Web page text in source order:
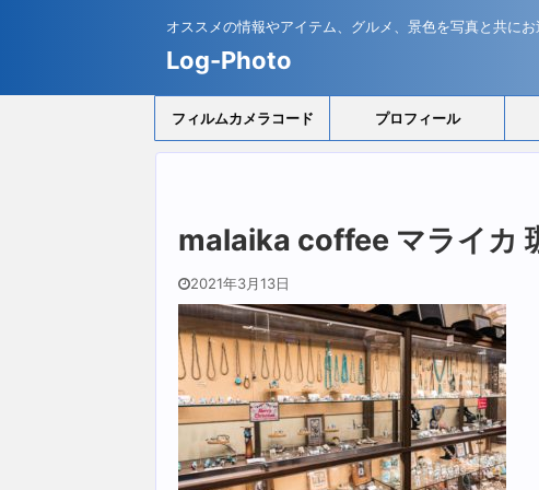
オススメの情報やアイテム、グルメ、景色を写真と共にお
Log-Photo
フィルムカメラコード プロフィール
malaika coffee マライカ
2021年3月13日